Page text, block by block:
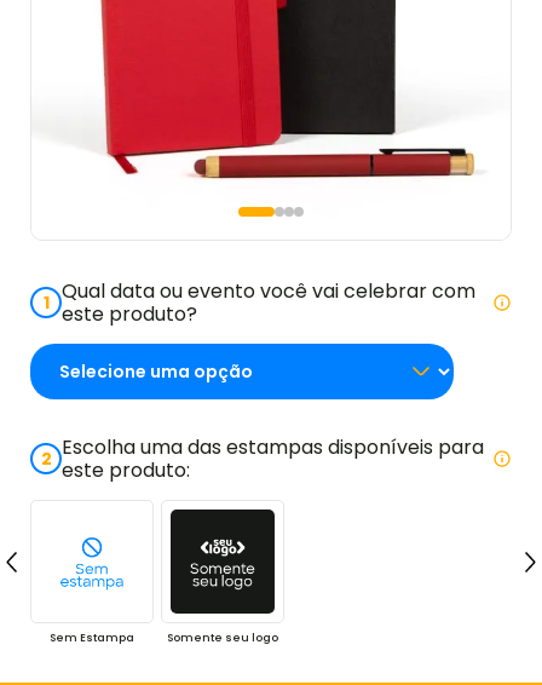
1 Qual data ou evento você vai celebrar com
este produto?
2 Escolha uma das estampas disponíveis para
este produto:
Sem Estampa Somente seu logo